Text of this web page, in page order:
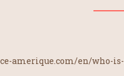
amerique.com/en/who-